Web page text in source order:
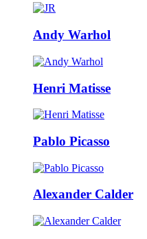
Andy Warhol
Henri Matisse
Pablo Picasso
Alexander Calder